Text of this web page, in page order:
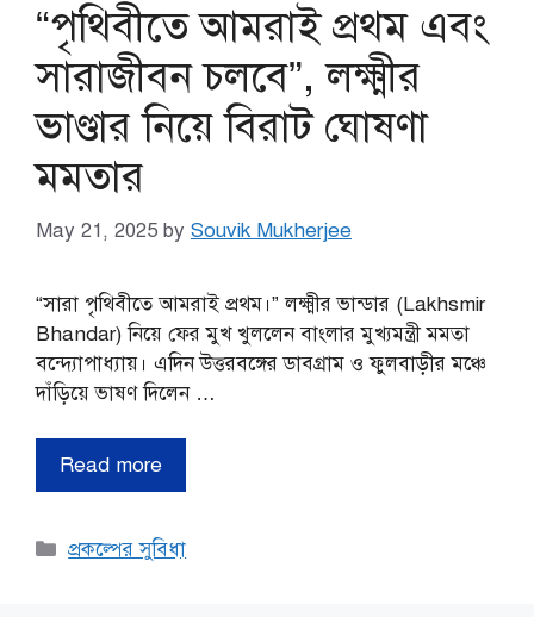
“পৃথিবীতে আমরাই প্রথম এবং
সারাজীবন চলবে”, লক্ষ্মীর
ভাণ্ডার নিয়ে বিরাট ঘোষণা
মমতার
May 21, 2025 by Souvik Mukherjee
“সারা পৃথিবীতে আমরাই প্রথম।” লক্ষ্মীর ভান্ডার (Lakhsmir
Bhandar) নিয়ে ফের মুখ খুললেন বাংলার মুখ্যমন্ত্রী মমতা
বন্দ্যোপাধ্যায়। এদিন উত্তরবঙ্গের ডাবগ্রাম ও ফুলবাড়ীর মঞ্চে
দাঁড়িয়ে ভাষণ দিলেন …
Read more
Categories
প্রকল্পের সুবিধা